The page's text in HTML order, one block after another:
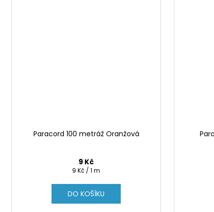
Paracord 100 metráž Oranžová
9 Kč
Měrná
9 Kč / 1 m
DO KOŠÍKU